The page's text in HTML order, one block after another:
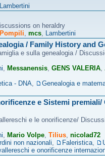
Lambertini
on heraldry
mcs Lambertini
/ Family History and
e sulla genealogia /
Messanensis GENS VALERIA
- DNA
Genealogia e
e Sistemi premiali/
e le onorificenze/
Mario Volpe Tilius nicolad72
non nazionali Faleristica
e onorificenze